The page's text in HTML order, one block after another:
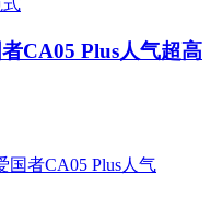
CA05 Plus人气超高